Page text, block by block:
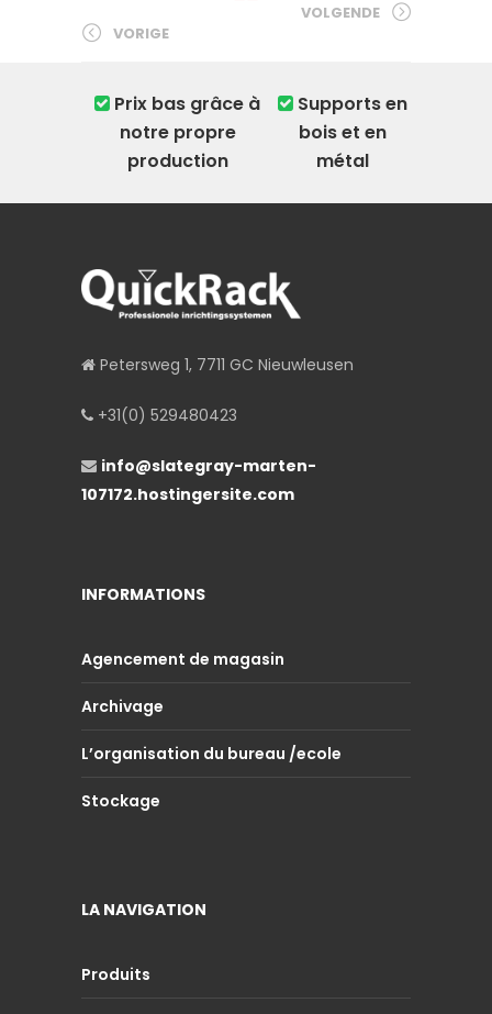
VORIGE
VOLGENDE
Prix ​​bas grâce à
notre propre
production
Supports en
bois et en
métal
Petersweg 1, 7711 GC Nieuwleusen
+31(0) 529480423
info@slategray-marten-
107172.hostingersite.com
INFORMATIONS
Agencement de magasin
Archivage
L’organisation du bureau /ecole
Stockage
LA NAVIGATION
Produits